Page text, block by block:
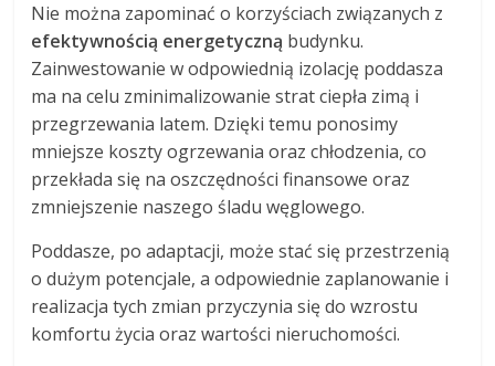
Nie można zapominać o korzyściach związanych z
efektywnością energetyczną budynku.
Zainwestowanie w odpowiednią izolację poddasza
ma na celu zminimalizowanie strat ciepła zimą i
przegrzewania latem. Dzięki temu ponosimy
mniejsze koszty ogrzewania oraz chłodzenia, co
przekłada się na oszczędności finansowe oraz
zmniejszenie naszego śladu węglowego.
Poddasze, po adaptacji, może stać się przestrzenią
o dużym potencjale, a odpowiednie zaplanowanie i
realizacja tych zmian przyczynia się do wzrostu
komfortu życia oraz wartości nieruchomości.